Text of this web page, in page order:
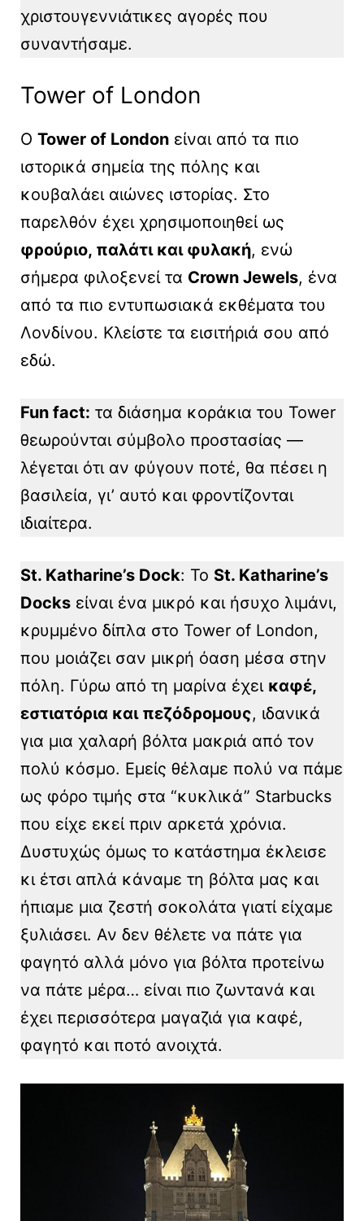
χριστουγεννιάτικες αγορές που
συναντήσαμε.
Tower of London
Ο Tower of London είναι από τα πιο
ιστορικά σημεία της πόλης και
κουβαλάει αιώνες ιστορίας. Στο
παρελθόν έχει χρησιμοποιηθεί ως
φρούριο, παλάτι και φυλακή, ενώ
σήμερα φιλοξενεί τα Crown Jewels, ένα
από τα πιο εντυπωσιακά εκθέματα του
Λονδίνου. Κλείστε τα εισιτήριά σου από
εδώ.
Fun fact: τα διάσημα κοράκια του Tower
θεωρούνται σύμβολο προστασίας —
λέγεται ότι αν φύγουν ποτέ, θα πέσει η
βασιλεία, γι’ αυτό και φροντίζονται
ιδιαίτερα.
St. Katharine’s Dock: Το St. Katharine’s
Docks είναι ένα μικρό και ήσυχο λιμάνι,
κρυμμένο δίπλα στο Tower of London,
που μοιάζει σαν μικρή όαση μέσα στην
πόλη. Γύρω από τη μαρίνα έχει καφέ,
εστιατόρια και πεζόδρομους, ιδανικά
για μια χαλαρή βόλτα μακριά από τον
πολύ κόσμο. Εμείς θέλαμε πολύ να πάμε
ως φόρο τιμής στα “κυκλικά” Starbucks
που είχε εκεί πριν αρκετά χρόνια.
Δυστυχώς όμως το κατάστημα έκλεισε
κι έτσι απλά κάναμε τη βόλτα μας και
ήπιαμε μια ζεστή σοκολάτα γιατί είχαμε
ξυλιάσει. Αν δεν θέλετε να πάτε για
φαγητό αλλά μόνο για βόλτα προτείνω
να πάτε μέρα… είναι πιο ζωντανά και
έχει περισσότερα μαγαζιά για καφέ,
φαγητό και ποτό ανοιχτά.